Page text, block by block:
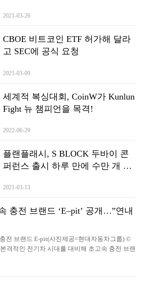
2021-03-26
CBOE 비트코인 ETF 허가해 달라
고 SEC에 공식 요청
2021-03-09
세계적 복싱대회, CoinW가 Kunlun
Fight 뉴 챔피언을 목격!
2022-06-29
플랜플래시, S BLOCK 두바이 콘
퍼런스 출시 하루 만에 수만 개 노
2021-03-13
충전 브랜드 ‘E–pit’ 공개…”연내
전 브랜드 E-pit(사진제공=현대자동차그룹) ©
격적인 전기차 시대를 대비해 초고속 충전 브랜
기 구축을 시작으로 충전 생태계 플랫폼 육성